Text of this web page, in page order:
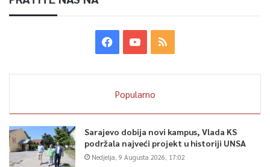
Popularno
Sarajevo dobija novi kampus, Vlada KS
podržala najveći projekt u historiji UNSA
Nedjelja, 9 Augusta 2026, 17:02